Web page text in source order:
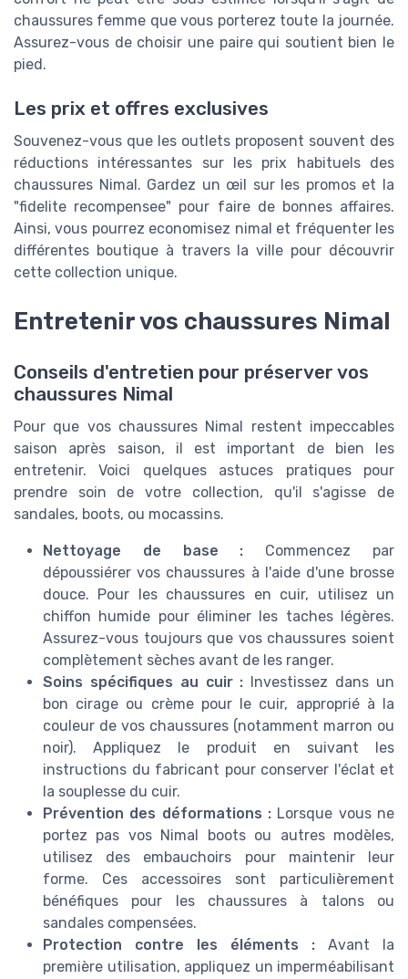
chaussures femme que vous porterez toute la journée.
Assurez-vous de choisir une paire qui soutient bien le
pied.
Les prix et offres exclusives
Souvenez-vous que les outlets proposent souvent des
réductions intéressantes sur les prix habituels des
chaussures Nimal. Gardez un œil sur les promos et la
"fidelite recompensee" pour faire de bonnes affaires.
Ainsi, vous pourrez economisez nimal et fréquenter les
différentes boutique à travers la ville pour découvrir
cette collection unique.
Entretenir vos chaussures Nimal
Conseils d'entretien pour préserver vos
chaussures Nimal
Pour que vos chaussures Nimal restent impeccables
saison après saison, il est important de bien les
entretenir. Voici quelques astuces pratiques pour
prendre soin de votre collection, qu'il s'agisse de
sandales, boots, ou mocassins.
Nettoyage de base : Commencez par
dépoussiérer vos chaussures à l'aide d'une brosse
douce. Pour les chaussures en cuir, utilisez un
chiffon humide pour éliminer les taches légères.
Assurez-vous toujours que vos chaussures soient
complètement sèches avant de les ranger.
Soins spécifiques au cuir : Investissez dans un
bon cirage ou crème pour le cuir, approprié à la
couleur de vos chaussures (notamment marron ou
noir). Appliquez le produit en suivant les
instructions du fabricant pour conserver l'éclat et
la souplesse du cuir.
Prévention des déformations : Lorsque vous ne
portez pas vos Nimal boots ou autres modèles,
utilisez des embauchoirs pour maintenir leur
forme. Ces accessoires sont particulièrement
bénéfiques pour les chaussures à talons ou
sandales compensées.
Protection contre les éléments : Avant la
première utilisation, appliquez un imperméabilisant